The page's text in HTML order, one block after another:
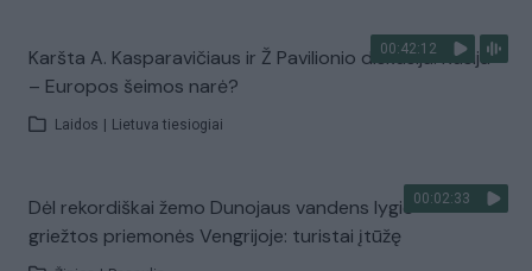
00:42:12
Karšta A. Kasparavičiaus ir Ž Pavilionio diskusija: Rusija
– Europos šeimos narė?
Laidos Lietuva tiesiogiai
00:02:33
Dėl rekordiškai žemo Dunojaus vandens lygio –
griežtos priemonės Vengrijoje: turistai įtūžę